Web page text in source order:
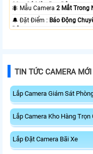
20m Có Màu Ban Ðêm.
🐜 Mẫu Camera2 Mắt Trong
️🔔 Đặt Điểm : Báo Động
Động.
TIN TỨC CAMERA
Lắp Camera Giám Sát
Lắp Camera Kho Hàng Trọn
Lắp Đặt Camera Bãi Xe